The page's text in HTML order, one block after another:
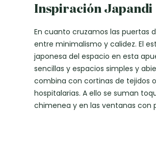
Inspiración Japandi
En cuanto cruzamos las puertas
entre minimalismo y calidez. El
japonesa del espacio en esta
sencillas y espacios simples y
combina con cortinas de tejidos
hospitalarias. A ello se suman
chimenea y en las ventanas con